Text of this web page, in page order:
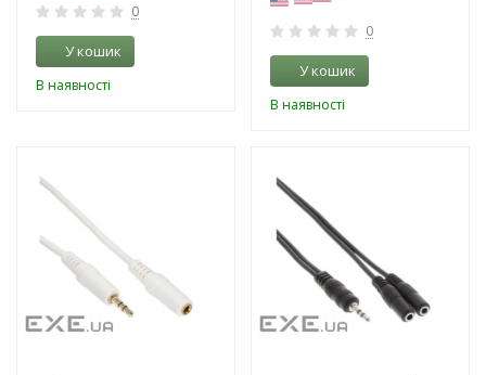
0
У кошик
В наявності
0
У кошик
В наявності